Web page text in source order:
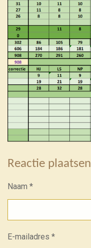
Reactie plaatsen
Naam *
E-mailadres *